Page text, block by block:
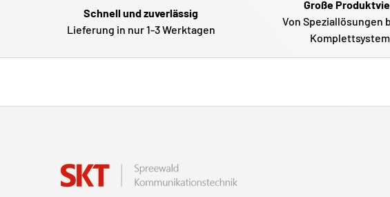
Schnell und zuverlässig
Lieferung in nur 1-3 Werktagen
Große
Von Speziallösungen